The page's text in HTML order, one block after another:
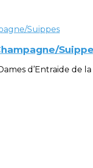
d’Entraide de la